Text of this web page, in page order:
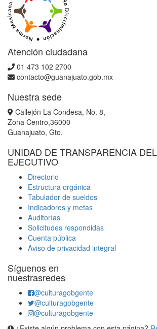
Atención ciudadana
01 473 102 2700
contacto@guanajuato.gob.mx
Nuestra sede
Callejón La Condesa, No. 8,
Zona Centro,36000
Guanajuato, Gto.
UNIDAD DE TRANSPARENCIA
EJECUTIVO
Directorio
Estructura orgánica
Tabulador de sueldos
Indicadores y metas
Auditorías
Solicitudes respondidas
Cuenta pública
Aviso de privacidad integral
Síguenos en
nuestrasredes
@culturagobgente
@culturagobgente
@culturagobgente